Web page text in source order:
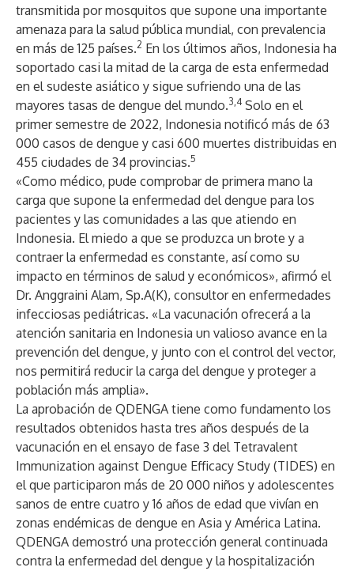
transmitida por mosquitos que supone una importante
amenaza para la salud pública mundial, con prevalencia
en más de 125 países.2 En los últimos años, Indonesia ha
soportado casi la mitad de la carga de esta enfermedad
en el sudeste asiático y sigue sufriendo una de las
mayores tasas de dengue del mundo.3,4 Solo en el
primer semestre de 2022, Indonesia notificó más de 63
000 casos de dengue y casi 600 muertes distribuidas en
455 ciudades de 34 provincias.5
«Como médico, pude comprobar de primera mano la
carga que supone la enfermedad del dengue para los
pacientes y las comunidades a las que atiendo en
Indonesia. El miedo a que se produzca un brote y a
contraer la enfermedad es constante, así como su
impacto en términos de salud y económicos», afirmó el
Dr. Anggraini Alam, Sp.A(K), consultor en enfermedades
infecciosas pediátricas. «La vacunación ofrecerá a la
atención sanitaria en Indonesia un valioso avance en la
prevención del dengue, y junto con el control del vector,
nos permitirá reducir la carga del dengue y proteger a
población más amplia».
La aprobación de QDENGA tiene como fundamento los
resultados obtenidos hasta tres años después de la
vacunación en el ensayo de fase 3 del Tetravalent
Immunization against Dengue Efficacy Study (TIDES) en
el que participaron más de 20 000 niños y adolescentes
sanos de entre cuatro y 16 años de edad que vivían en
zonas endémicas de dengue en Asia y América Latina.
QDENGA demostró una protección general continuada
contra la enfermedad del dengue y la hospitalización